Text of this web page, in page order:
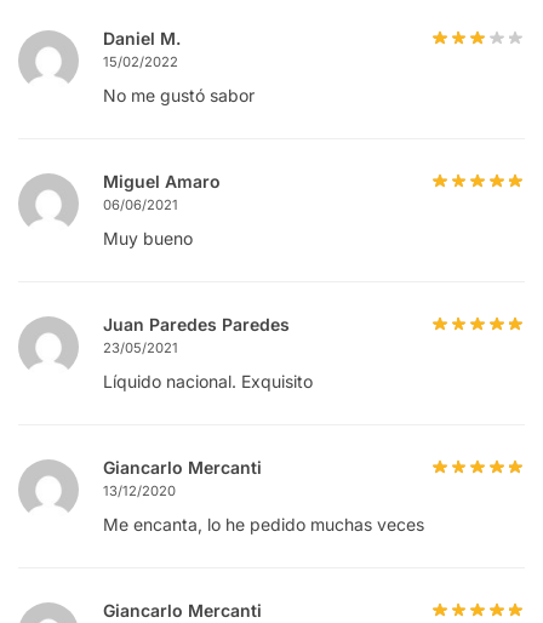
Daniel M.
15/02/2022
No me gustó sabor
Miguel Amaro
06/06/2021
Muy bueno
Juan Paredes Paredes
23/05/2021
Líquido nacional. Exquisito
Giancarlo Mercanti
13/12/2020
Me encanta, lo he pedido muchas veces
Giancarlo Mercanti